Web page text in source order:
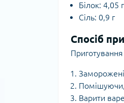
Білок: 4,05 г
Сіль: 0,9 г
Спосіб
Помішуючи,
Варити